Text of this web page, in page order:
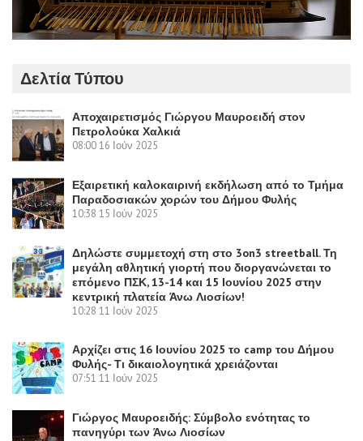
Δελτία Τύπου
Αποχαιρετισμός Γιώργου Μαυροειδή στον
Πετρολούκα Χαλκιά
08:0016 Ιούν 2025
Εξαιρετική καλοκαιρινή εκδήλωση από το Τμήμα
Παραδοσιακών χορών του Δήμου Φυλής
10:38 15 Ιούν 2025
Δηλώστε συμμετοχή στη στο 3on3 streetball. Τη
μεγάλη αθλητική γιορτή που διοργανώνεται το
επόμενο ΠΣΚ, 13-14 και 15 Ιουνίου 2025 στην
κεντρική πλατεία Άνω Λιοσίων!
10:28 11 Ιούν 2025
Αρχίζει στις 16 Ιουνίου 2025 το camp του Δήμου
Φυλής- Τι δικαιολογητικά χρειάζονται
07:51 11 Ιούν 2025
Γιώργος Μαυροειδής: Σύμβολο ενότητας το
πανηγύρι των Άνω Λιοσίων